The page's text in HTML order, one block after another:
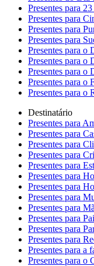
Presentes para
Presentes para
Presentes para
Presentes para
Presentes para o
Presentes para o
Presentes para o
Presentes para o
Presentes para o
Destinatário
Presentes para
Presentes para
Presentes para
Presentes para
Presentes para
Presentes para
Presentes para
Presentes para
Presentes para
Presentes para
Presentes para
Presentes para
Presentes para a
Presentes para o